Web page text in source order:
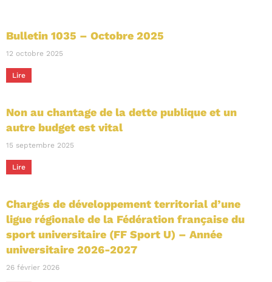
Bulletin 1035 – Octobre 2025
12 octobre 2025
Lire
Non au chantage de la dette publique et un
autre budget est vital
15 septembre 2025
Lire
Chargés de développement territorial d’une
ligue régionale de la Fédération française du
sport universitaire (FF Sport U) – Année
universitaire 2026-2027
26 février 2026